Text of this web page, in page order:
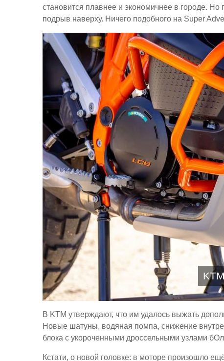
становится плавнее и экономичнее в городе.
подрыв наверху. Ничего подобного на Super
В KTM утверждают, что им удалось выжать
Новые шатуны, водяная помпа, снижение
блока с укороченными дроссельными узлами
Кстати, о новой головке: в моторе произошло